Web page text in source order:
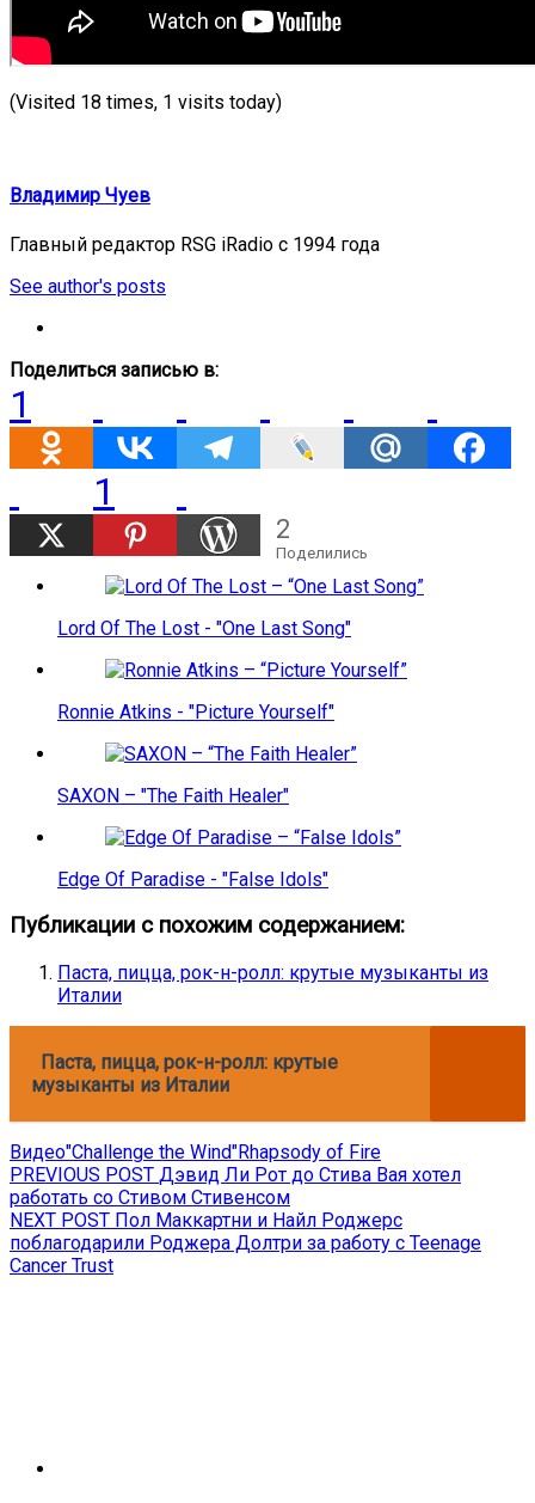
(Visited 18 times, 1 visits today)
Владимир Чуев
Главный редактор RSG iRadio с 1994 года
See author's posts
Поделиться записью в:
1
1
2
Поделились
Lord Of The Lost - "One Last Song"
Ronnie Atkins - "Picture Yourself"
SAXON – "The Faith Healer"
Edge Of Paradise - "False Idols"
Публикации с похожим содержанием:
Паста, пицца, рок-н-ролл: крутые музыканты из
Италии
Паста, пицца, рок-н-ролл: крутые
музыканты из Италии
Видео"Challenge the Wind"Rhapsody of Fire
Навигация
по
записям
PREVIOUS POST Previous
post:
Дэвид Ли Рот до Стива Вая хотел
работать со Стивом Стивенсом
NEXT POST Next
post:
Пол Маккартни и Найл Роджерс
поблагодарили Роджера Долтри за работу с Teenage
Cancer Trust